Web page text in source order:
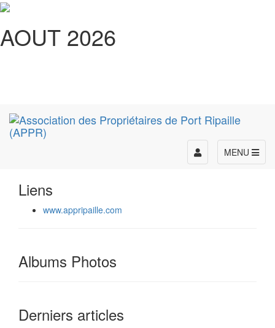
AOUT 2026
MENU
Toggle
navigation
Liens
www.appripaille.com
Albums Photos
Derniers articles